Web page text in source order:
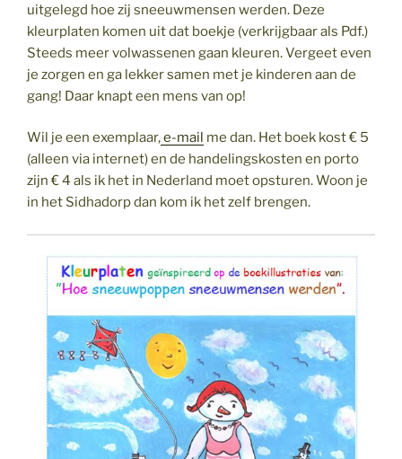
uitgelegd hoe zij sneeuwmensen werden. Deze
kleurplaten komen uit dat boekje (verkrijgbaar als Pdf.)
Steeds meer volwassenen gaan kleuren. Vergeet even
je zorgen en ga lekker samen met je kinderen aan de
gang! Daar knapt een mens van op!
Wil je een exemplaar,e-mail me dan. Het boek kost € 5
(alleen via internet) en de handelingskosten en porto
zijn € 4 als ik het in Nederland moet opsturen. Woon je
in het Sidhadorp dan kom ik het zelf brengen.